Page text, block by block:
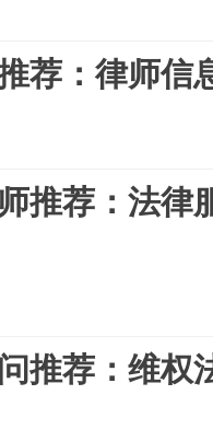
荐：律师信
推荐：法律
推荐：维权